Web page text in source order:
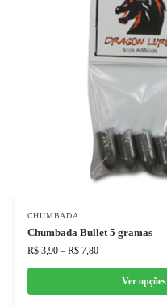
CHUMBADA
Chumbada Bullet 5 gramas
R$3,90 – R$7,80
Ver opções